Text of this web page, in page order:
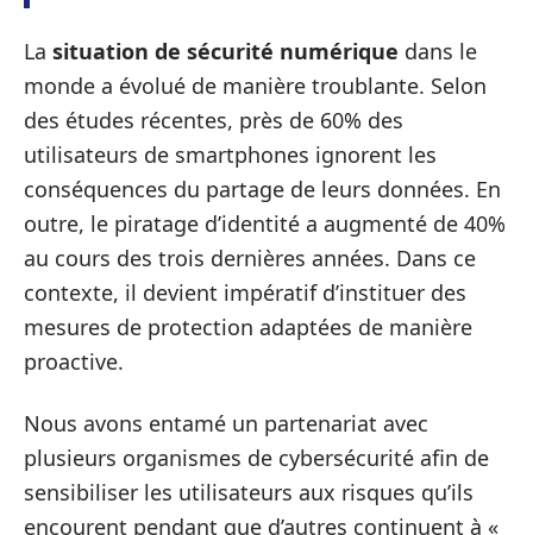
La situation de sécurité numérique dans le
monde a évolué de manière troublante. Selon
des études récentes, près de 60% des
utilisateurs de smartphones ignorent les
conséquences du partage de leurs données. En
outre, le piratage d’identité a augmenté de 40%
au cours des trois dernières années. Dans ce
contexte, il devient impératif d’instituer des
mesures de protection adaptées de manière
proactive.
Nous avons entamé un partenariat avec
plusieurs organismes de cybersécurité afin de
sensibiliser les utilisateurs aux risques qu’ils
encourent pendant que d’autres continuent à «